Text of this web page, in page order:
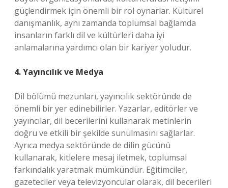
güçlendirmek için önemli bir rol oynarlar. Kültürel
danışmanlık, aynı zamanda toplumsal bağlamda
insanların farklı dil ve kültürleri daha iyi
anlamalarına yardımcı olan bir kariyer yoludur.
4. Yayıncılık ve Medya
Dil bölümü mezunları, yayıncılık sektöründe de
önemli bir yer edinebilirler. Yazarlar, editörler ve
yayıncılar, dil becerilerini kullanarak metinlerin
doğru ve etkili bir şekilde sunulmasını sağlarlar.
Ayrıca medya sektöründe de dilin gücünü
kullanarak, kitlelere mesaj iletmek, toplumsal
farkındalık yaratmak mümkündür. Eğitimciler,
gazeteciler veya televizyoncular olarak, dil becerileri